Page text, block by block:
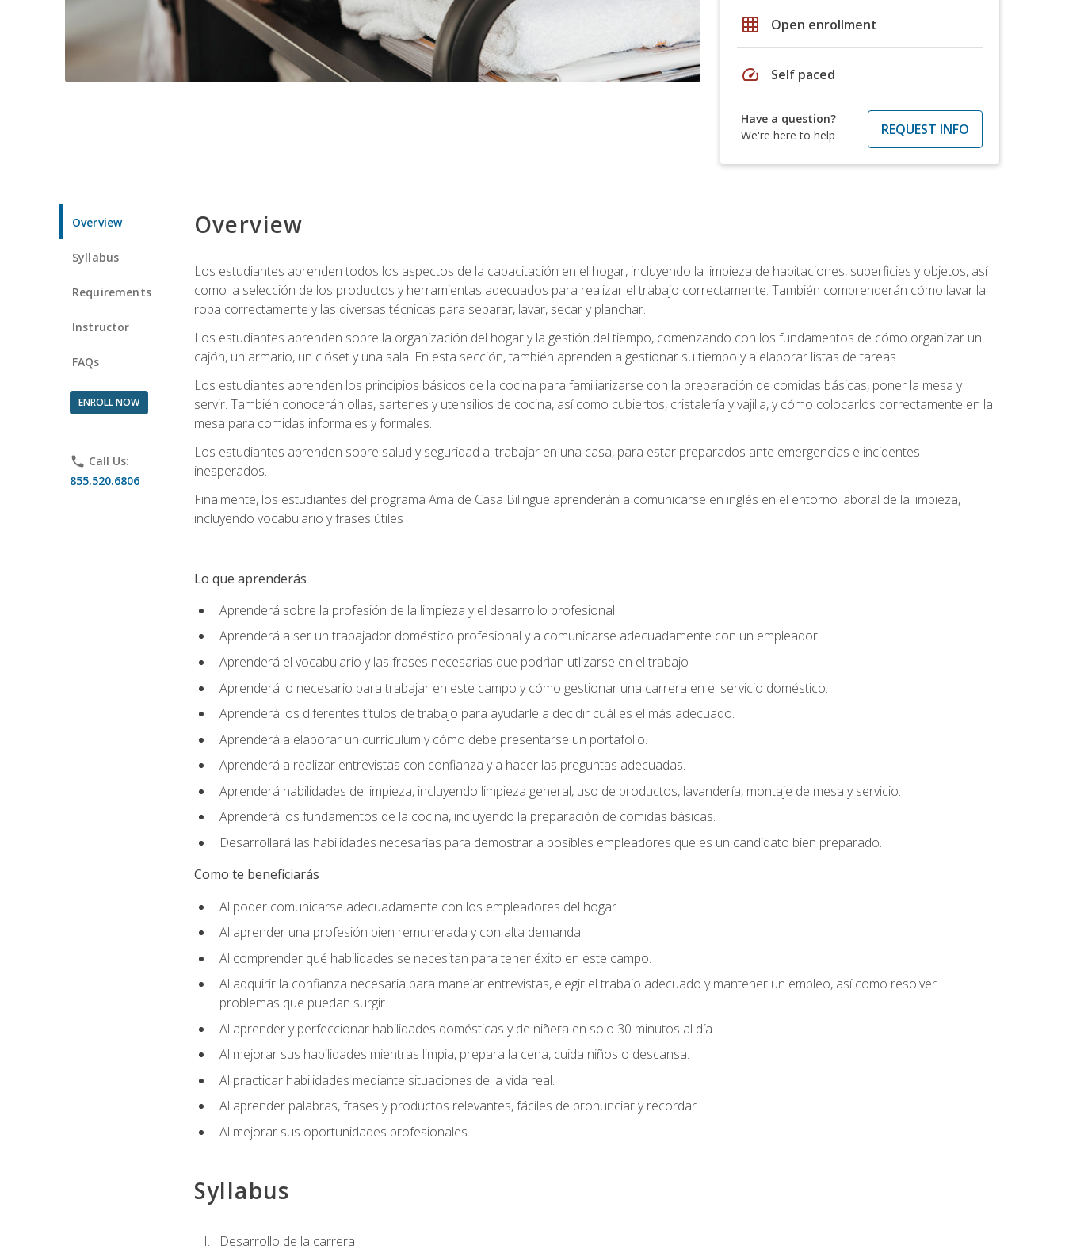
grid_on Open enrollment
speed Self paced
Have a question?
We're here to help
REQUEST INFO
Overview
Syllabus
Requirements
Instructor
FAQs
ENROLL NOW
phone Call Us:
855.520.6806
Overview
Los estudiantes aprenden todos los aspectos de la capacitación en el hogar, incluyendo la limpieza de habitaciones, superficies y objetos, así
como la selección de los productos y herramientas adecuados para realizar el trabajo correctamente. También comprenderán cómo lavar la
ropa correctamente y las diversas técnicas para separar, lavar, secar y planchar.
Los estudiantes aprenden sobre la organización del hogar y la gestión del tiempo, comenzando con los fundamentos de cómo organizar un
cajón, un armario, un clóset y una sala. En esta sección, también aprenden a gestionar su tiempo y a elaborar listas de tareas.
Los estudiantes aprenden los principios básicos de la cocina para familiarizarse con la preparación de comidas básicas, poner la mesa y
servir. También conocerán ollas, sartenes y utensilios de cocina, así como cubiertos, cristalería y vajilla, y cómo colocarlos correctamente en la
mesa para comidas informales y formales.
Los estudiantes aprenden sobre salud y seguridad al trabajar en una casa, para estar preparados ante emergencias e incidentes
inesperados.
Finalmente, los estudiantes del programa Ama de Casa Bilingüe aprenderán a comunicarse en inglés en el entorno laboral de la limpieza,
incluyendo vocabulario y frases útiles
Lo que aprenderás
Aprenderá sobre la profesión de la limpieza y el desarrollo profesional.
Aprenderá a ser un trabajador doméstico profesional y a comunicarse adecuadamente con un empleador.
Aprenderá el vocabulario y las frases necesarias que podrìan utlizarse en el trabajo
Aprenderá lo necesario para trabajar en este campo y cómo gestionar una carrera en el servicio doméstico.
Aprenderá los diferentes títulos de trabajo para ayudarle a decidir cuál es el más adecuado.
Aprenderá a elaborar un currículum y cómo debe presentarse un portafolio.
Aprenderá a realizar entrevistas con confianza y a hacer las preguntas adecuadas.
Aprenderá habilidades de limpieza, incluyendo limpieza general, uso de productos, lavandería, montaje de mesa y servicio.
Aprenderá los fundamentos de la cocina, incluyendo la preparación de comidas básicas.
Desarrollará las habilidades necesarias para demostrar a posibles empleadores que es un candidato bien preparado.
Como te beneficiarás
Al poder comunicarse adecuadamente con los empleadores del hogar.
Al aprender una profesión bien remunerada y con alta demanda.
Al comprender qué habilidades se necesitan para tener éxito en este campo.
Al adquirir la confianza necesaria para manejar entrevistas, elegir el trabajo adecuado y mantener un empleo, así como resolver
problemas que puedan surgir.
Al aprender y perfeccionar habilidades domésticas y de niñera en solo 30 minutos al día.
Al mejorar sus habilidades mientras limpia, prepara la cena, cuida niños o descansa.
Al practicar habilidades mediante situaciones de la vida real.
Al aprender palabras, frases y productos relevantes, fáciles de pronunciar y recordar.
Al mejorar sus oportunidades profesionales.
Syllabus
Desarrollo de la carrera